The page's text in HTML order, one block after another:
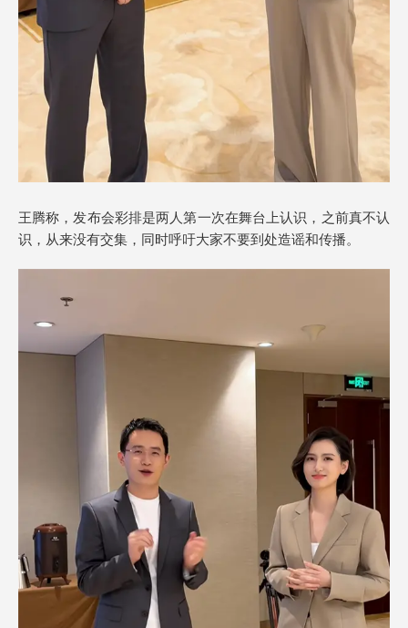
王腾称，发布会彩排是两人第一次在舞台上认识，之前真不认
识，从来没有交集，同时呼吁大家不要到处造谣和传播。